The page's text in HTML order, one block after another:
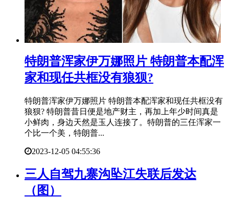
​特朗普浑家伊万娜照片 特朗普本配浑
家和现任共框没有狼狈?
特朗普浑家伊万娜照片 特朗普本配浑家和现任共框没有
狼狈? 特朗普昔日便是地产财主，再加上年少时间真是
小鲜肉，身边天然是玉人连接了。特朗普的三任浑家一
个比一个美，特朗普...
2023-12-05 04:55:36
​三人自驾九寨沟坠江失联后发达
（图）